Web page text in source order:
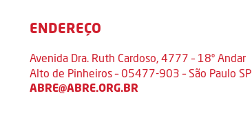
ENDEREÇO
Avenida Dra. Ruth Cardoso, 4777 – 18º Andar
Alto de Pinheiros – 05477-903 – São Paulo SP
ABRE@ABRE.ORG.BR